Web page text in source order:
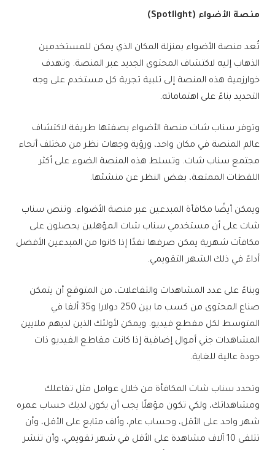
منصة الأضواء (Spotlight)
تُعد منصة الأضواء بمنزلة المكان الذي يمكن للمستخدمين
الذهاب إليه لاكتشاف المحتوى الجديد عبر المنصة. وتهدف
خوارزمية هذه المنصة إلى تلبية تجربة كل مستخدم على وجه
التحديد بناءً على اهتماماته.
وتوفر سناب شات منصة الأضواء بصفتها طريقة لاكتشاف
عالم المنصة في مكان واحد، ورؤية وجهات نظر من مختلف أنحاء
مجتمع سناب شات. وتسلط هذه المنصة الضوء على أكثر
اللقطات الممتعة، بغض النظر عن منشئها.
ويمكن أيضًا مكافأة المبدعين عبر منصة الأضواء. وتنص سناب
شات على أن مستخدمي سناب شات المؤهلين يحصلون على
مكافآت شهرية يمكن صرفها نقدًا إذا كانوا من المبدعين الأفضل
أداءً في ذلك الشهر التقويمي.
وبناءً على عدد المشاهدات والتفاعلات، من المتوقع أن يتمكن
صناع المحتوى من كسب ما بين 250 دولارا و35 ألفا في
المتوسط ​​لكل مقطع فيديو. ويمكن لأولئك الذين لديهم ملايين
المشاهدات جني أموال إضافية إذا كانت مقاطع الفيديو ذات
جودة عالية للغاية.
وتحدد سناب شات المكافأة من خلال عوامل مثل تفاعلك
ومشاهداتك، ولكي تكون مؤهلًا يجب أن يكون لديك حساب عمره
شهر واحد على الأقل، وحساب عام، وألف متابع على الأقل، وأن
تتلقى 10 آلاف مشاهدة على الأقل في شهر تقويمي، وأن تنشر